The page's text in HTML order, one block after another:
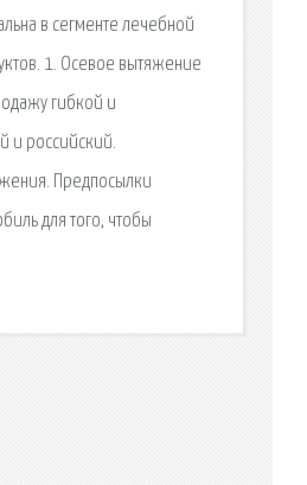
в сегменте лечебной
1. Осевое вытяжение
гибкой и
и российский.
Предпосылки
для того, чтобы